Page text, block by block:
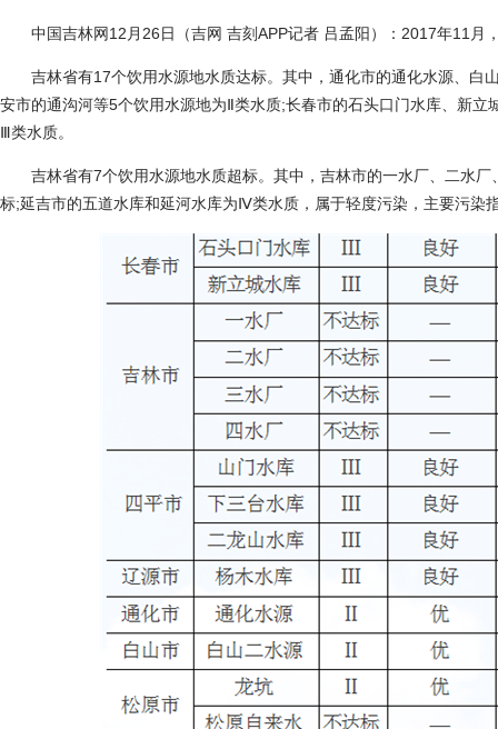
中国吉林网12月26日（吉网 吉刻APP记者 吕孟阳）：2017年11月
吉林省有17个饮用水源地水质达标。其中，通化市的通化水源、白
安市的通沟河等5个饮用水源地为Ⅱ类水质;长春市的石头口门水库、新
Ⅲ类水质。
吉林省有7个饮用水源地水质超标。其中，吉林市的一水厂、二水厂
标;延吉市的五道水库和延河水库为Ⅳ类水质，属于轻度污染，主要污染